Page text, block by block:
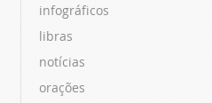
infográficos
libras
notícias
orações